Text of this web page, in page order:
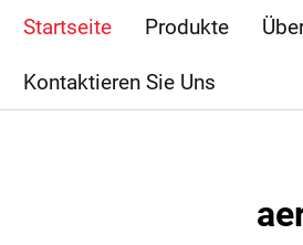
Startseite Produkte
Kontaktieren Sie Uns